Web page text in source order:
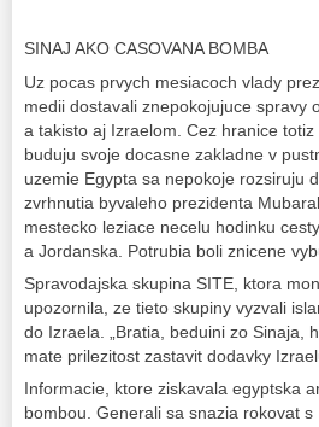
SINAJ AKO CASOVANA BOMBA
Uz pocas prvych mesiacoch vlady
medii dostavali znepokojujuce spravy
a takisto aj Izraelom. Cez hranice
buduju svoje docasne zakladne v
uzemie Egypta sa nepokoje rozsiruju
zvrhnutia byvaleho prezidenta
mestecko leziace necelu hodinku
a Jordanska. Potrubia boli znicene
Spravodajska skupina SITE, ktora
upozornila, ze tieto skupiny vyzvali
do Izraela. „Bratia, beduini zo Sinaja,
mate prilezitost zastavit dodavky
Informacie, ktore ziskavala egyptska
bombou. Generali sa snazia rokovat